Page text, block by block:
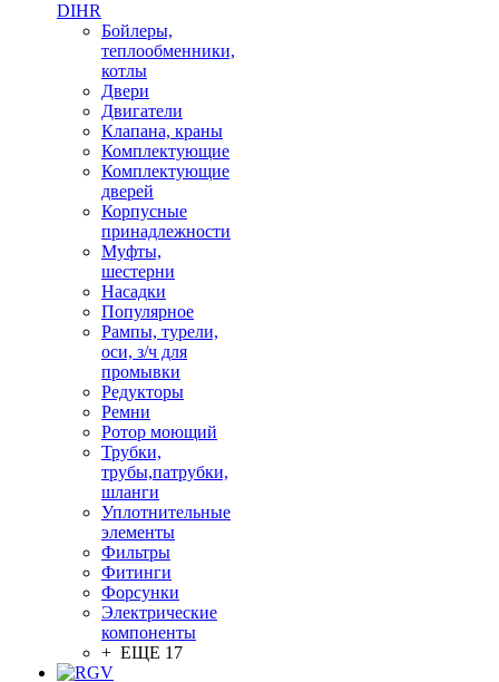
DIHR
Бойлеры,
теплообменники,
котлы
Двери
Двигатели
Клапана, краны
Комплектующие
Комплектующие
дверей
Корпусные
принадлежности
Муфты,
шестерни
Насадки
Популярное
Рампы, турели,
оси, з/ч для
промывки
Редукторы
Ремни
Ротор моющий
Трубки,
трубы,патрубки,
шланги
Уплотнительные
элементы
Фильтры
Фитинги
Форсунки
Электрические
компоненты
+ ЕЩЕ 17